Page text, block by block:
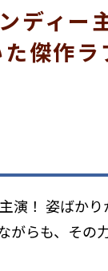
ディー
傑作ラ
演！ 姿ばか
がらも、その